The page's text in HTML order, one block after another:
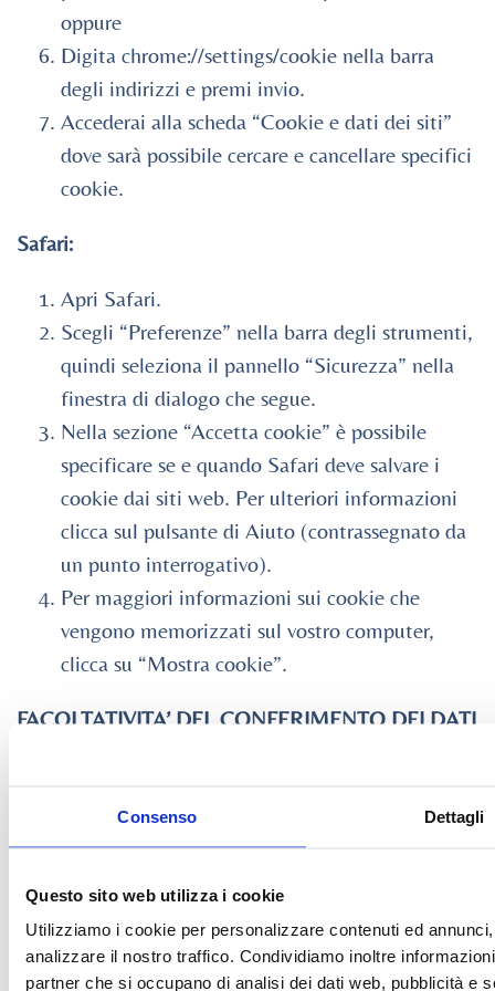
Consenso Dettagli
Questo sito web utilizza i cookie
Utilizziamo i cookie per personalizzare contenuti ed
analizzare il nostro traffico. Condividiamo inoltre
partner che si occupano di analisi dei dati web, pubblicità e
oppure
Digita chrome://settings/cookie nella barra
degli indirizzi e premi invio.
Accederai alla scheda “Cookie e dati dei siti”
dove sarà possibile cercare e cancellare specifici
cookie.
Safari:
Apri Safari.
Scegli “Preferenze” nella barra degli strumenti,
quindi seleziona il pannello “Sicurezza” nella
finestra di dialogo che segue.
Nella sezione “Accetta cookie” è possibile
specificare se e quando Safari deve salvare i
cookie dai siti web. Per ulteriori informazioni
clicca sul pulsante di Aiuto (contrassegnato da
un punto interrogativo).
Per maggiori informazioni sui cookie che
vengono memorizzati sul vostro computer,
clicca su “Mostra cookie”.
FACOLTATIVITA’ DEL CONFERIMENTO DEI DATI
Tuttavia il rifiuto dell’interessato a fornire i propri
dati personali determinerà per il Titolare
informazioni sull’attività della società.
MODALITA’ DEL TRATTAMENTO